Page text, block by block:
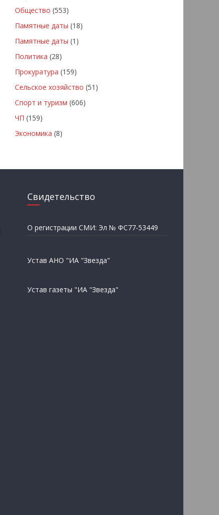
Общество (553)
Памятные даты (18)
Памятные даты (1)
Политика (28)
Прокуратура (159)
Сельское хозяйство (51)
Спорт и туризм (606)
ЧП (159)
Экономика (8)
Свидетельство
О регистрации СМИ: Эл № ФС77-53449
Устав АНО "ИА "Звезда"
Устав газеты "ИА "Звезда"